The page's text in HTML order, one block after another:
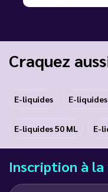
Craquez
E-liquides E-
E-liquides 50 ML E-
Inscription à